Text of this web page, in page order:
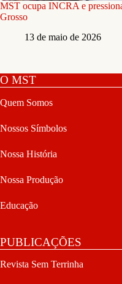
MST ocupa INCRA e
Grosso
13 de maio de 2026
O MST
Quem Somos
Nossos Símbolos
Nossa História
Nossa Produção
Educação
PUBLICAÇÕES
Revista Sem Terrinha